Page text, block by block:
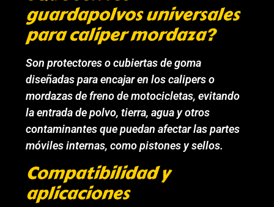
guardapolvos universales
para caliper mordaza?
Son protectores o cubiertas de goma
diseñadas para encajar en los calipers o
mordazas de freno de motocicletas, evitando
la entrada de polvo, tierra, agua y otros
contaminantes que puedan afectar las partes
móviles internas, como pistones y sellos.
Compatibilidad y
aplicaciones